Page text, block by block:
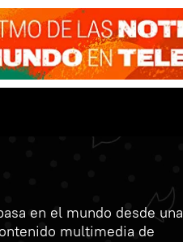
en el mundo desde una
multimedia de